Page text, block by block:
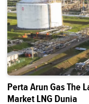
Perta Arun Gas The
Market LNG Dunia